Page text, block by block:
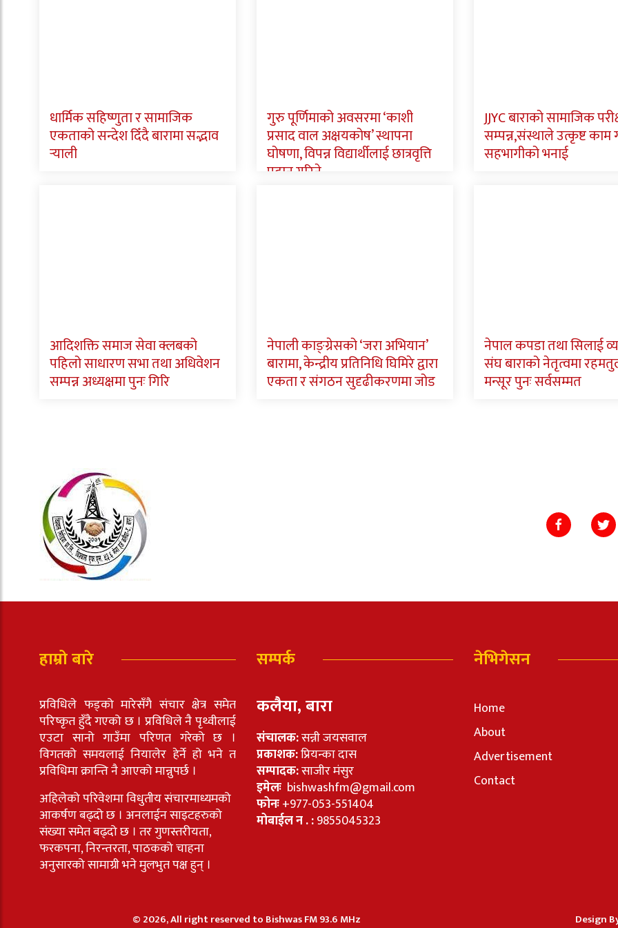
धार्मिक सहिष्णुता र सामाजिक
एकताको सन्देश दिँदै बारामा सद्भाव
र्‍याली
गुरु पूर्णिमाको अवसरमा ‘काशी
प्रसाद वाल अक्षयकोष’ स्थापना
घोषणा, विपन्न विद्यार्थीलाई छात्रवृत्ति
प्रदान गरिने
JJYC बाराको सामाजिक
सम्पन्न,संस्थाले उत्कृष्ट काम
सहभागीको भनाई
आदिशक्ति समाज सेवा क्लबको
पहिलो साधारण सभा तथा अधिवेशन
सम्पन्न अध्यक्षमा पुनः गिरि
नेपाली काङ्ग्रेसको ‘जरा अभियान’
बारामा, केन्द्रीय प्रतिनिधि घिमिरे द्वारा
एकता र संगठन सुदृढीकरणमा जोड
नेपाल कपडा तथा सिलाई
संघ बाराको नेतृत्वमा
मन्सूर पुनः सर्वसम्मत
हाम्रो बारे
प्रविधिले फड्को मारेसँगै संचार क्षेत्र समेत
परिष्कृत हुँदै गएको छ । प्रविधिले नै पृथ्वीलाई
एउटा सानो गाउँमा परिणत गरेको छ ।
विगतको समयलाई नियालेर हेर्ने हो भने त
प्रविधिमा क्रान्ति नै आएको मान्नुपर्छ ।
अहिलेको परिवेशमा विधुतीय संचारमाध्यमको
आकर्षण बढ्दो छ । अनलाईन साइटहरुको
संख्या समेत बढ्दो छ । तर गुणस्तरीयता,
फरकपना, निरन्तरता, पाठकको चाहना
अनुसारको सामाग्री भने मुलभुत पक्ष हुन् ।
सम्पर्क
कलैया, बारा
संचालक:सन्नी जयसवाल
प्रकाशक:प्रियन्का दास
सम्पादक:साजीर मंसुर
इमेलः bishwashfm@gmail.com
फोनः+977-053-551404
मोबाईल न . :9855045323
नेभिगेसन
Home
About
Advertisement
Contact
© 2026, All right reserved to Bishwas FM 93.6 MHz Design